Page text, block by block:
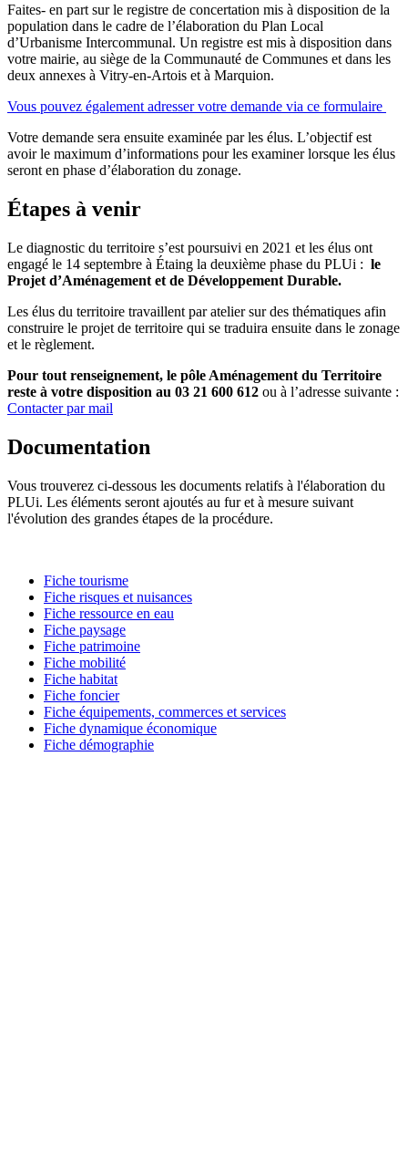
Faites- en part sur le registre de concertation mis à disposition de la
population dans le cadre de l’élaboration du Plan Local
d’Urbanisme Intercommunal. Un registre est mis à disposition dans
votre mairie, au siège de la Communauté de Communes et dans les
deux annexes à Vitry-en-Artois et à Marquion.
Vous pouvez également adresser votre demande via ce formulaire
Votre demande sera ensuite examinée par les élus. L’objectif est
avoir le maximum d’informations pour les examiner lorsque les élus
seront en phase d’élaboration du zonage.
Étapes à venir
Le diagnostic du territoire s’est poursuivi en 2021 et les élus ont
engagé le 14 septembre à Étaing la deuxième phase du PLUi : le
Projet d’Aménagement et de Développement Durable.
Les élus du territoire travaillent par atelier sur des thématiques afin
construire le projet de territoire qui se traduira ensuite dans le zonage
et le règlement.
Pour tout renseignement, le pôle Aménagement du Territoire
reste à votre disposition au 03 21 600 612 ou à l’adresse suivante :
Contacter par mail
Documentation
Vous trouverez ci-dessous les documents relatifs à l'élaboration du
PLUi. Les éléments seront ajoutés au fur et à mesure suivant
l'évolution des grandes étapes de la procédure.
Fiche tourisme
Fiche risques et nuisances
Fiche ressource en eau
Fiche paysage
Fiche patrimoine
Fiche mobilité
Fiche habitat
Fiche foncier
Fiche équipements, commerces et services
Fiche dynamique économique
Fiche démographie